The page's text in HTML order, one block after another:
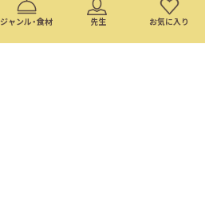
ジャンル・食材 先生 お気に入り
映画
アニメ